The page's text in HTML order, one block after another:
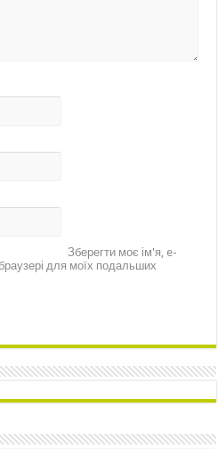
Зберегти моє ім'я, e-
для моїх подальших